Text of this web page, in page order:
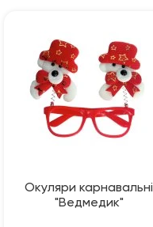
Окуляри карнавальні
"Ведмедик"